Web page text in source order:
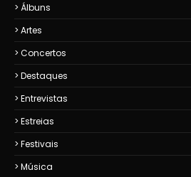
Álbuns
Artes
Concertos
Destaques
Entrevistas
Estreias
Festivais
Música